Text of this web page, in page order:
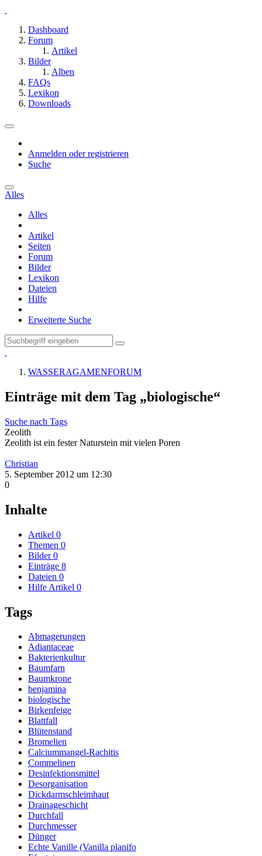
Dashboard
Forum
Artikel
Bilder
Alben
FAQs
Lexikon
Downloads
Anmelden oder registrieren
Suche
Alles
Alles
Artikel
Seiten
Forum
Bilder
Lexikon
Dateien
Hilfe
Erweiterte Suche
WASSERAGAMENFORUM
Einträge mit dem Tag „biologische“
Suche nach Tags
Zeolith
Zeolith ist ein fester Naturstein mit vielen Poren
Christian
5. September 2012 um 12:30
0
Inhalte
Artikel 0
Themen 0
Bilder 0
Einträge 8
Dateien 0
Hilfe Artikel 0
Tags
Abmagerungen
Adiantaceae
Bakterienkultur
Baumfarn
Baumkrone
benjamina
biologische
Birkenfeige
Blattfall
Blütenstand
Bromelien
Calciummangel-Rachitis
Commelinen
Desinfektionsmittel
Desorganisation
Dickdarmschleimhaut
Drainageschicht
Durchfall
Durchmesser
Dünger
Echte Vanille (Vanilla planifo